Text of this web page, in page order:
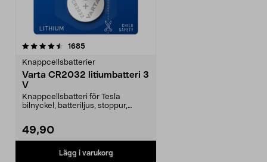
1685recensioner
Knappcellsbatterier
Varta CR2032 litiumbatteri 3
V
Knappcellsbatteri för Tesla
bilnyckel, batteriljus, stoppur,
49,90
Lägg i varukorg